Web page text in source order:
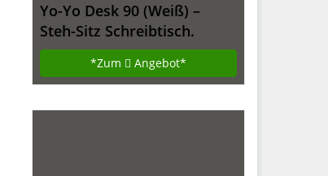
Yo-Yo Desk 90 (Weiß) –
Steh-Sitz Schreibtisch.
Höhenverstellbarer Tisch
(90cm breit)
*Zum Angebot*